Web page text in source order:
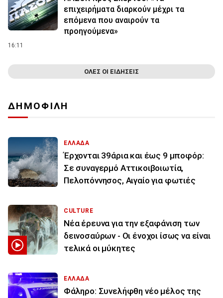
επιχειρήματα διαρκούν μέχρι τα
επόμενα που αναιρούν τα
προηγούμενα»
16:11
ΟΛΕΣ ΟΙ ΕΙΔΗΣΕΙΣ
ΔΗΜΟΦΙΛΗ
ΕΛΛΑΔΑ
Έρχονται 39άρια και έως 9 μποφόρ:
Σε συναγερμό Αττικοιβοιωτία,
Πελοπόννησος, Αιγαίο για φωτιές
CULTURE
Νέα έρευνα για την εξαφάνιση των
δεινοσαύρων - Οι ένοχοι ίσως να είναι
τελικά οι μύκητες
ΕΛΛΑΔΑ
Φάληρο: Συνελήφθη νέο μέλος της